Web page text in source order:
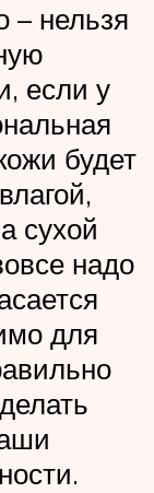
– нельзя
если у
будет
сухой
надо
для